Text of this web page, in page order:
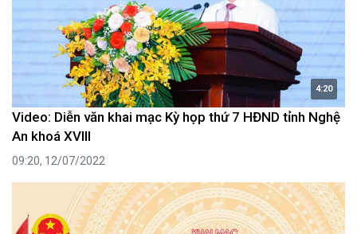
4:20
Video: Diễn văn khai mạc Kỳ họp thứ 7 HĐND tỉnh Nghệ
An khoá XVIII
09:20, 12/07/2022